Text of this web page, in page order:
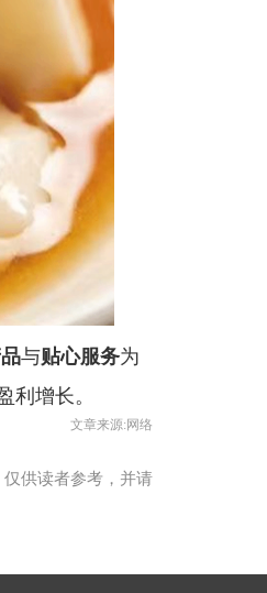
与贴心服务为
利增长。
文章来源:网络
供读者参考，并请